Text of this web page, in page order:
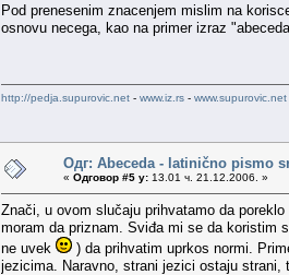
Pod prenesenim znacenjem mislim na
osnovu necega, kao na primer izraz
http://pedja.supurovic.net - www.iz.rs - www.supurovic.net
Одг: Abeceda - latinično pismo
« Одговор #5 у: 13.01 ч. 21.12.2006. »
Znači, u ovom slučaju prihvatamo da
moram da priznam. Sviđa mi se da koristim
ne uvek
) da prihvatim uprkos normi.
jezicima. Naravno, strani jezici ostaju